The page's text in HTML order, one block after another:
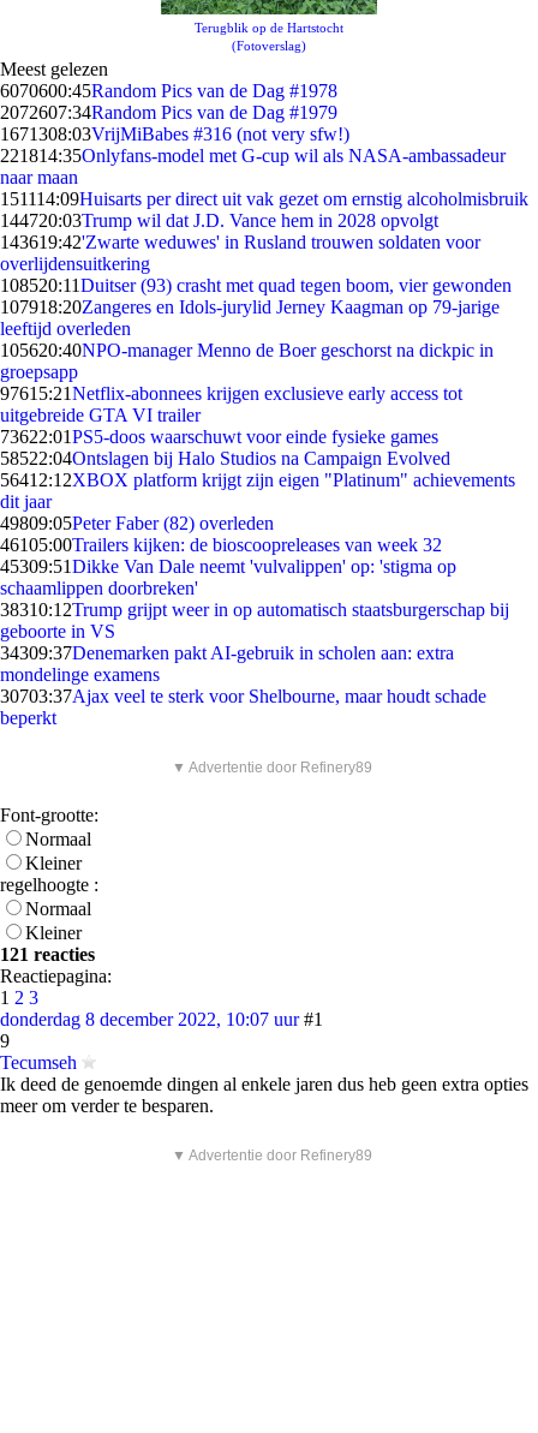
Terugblik op de Hartstocht
(Fotoverslag)
Meest gelezen
6070600:45Random Pics van de Dag #1978
2072607:34Random Pics van de Dag #1979
1671308:03VrijMiBabes #316 (not very sfw!)
221814:35Onlyfans-model met G-cup wil als NASA-ambassadeur
naar maan
151114:09Huisarts per direct uit vak gezet om ernstig alcoholmisbruik
144720:03Trump wil dat J.D. Vance hem in 2028 opvolgt
143619:42'Zwarte weduwes' in Rusland trouwen soldaten voor
overlijdensuitkering
108520:11Duitser (93) crasht met quad tegen boom, vier gewonden
107918:20Zangeres en Idols-jurylid Jerney Kaagman op 79-jarige
leeftijd overleden
105620:40NPO-manager Menno de Boer geschorst na dickpic in
groepsapp
97615:21Netflix-abonnees krijgen exclusieve early access tot
uitgebreide GTA VI trailer
73622:01PS5-doos waarschuwt voor einde fysieke games
58522:04Ontslagen bij Halo Studios na Campaign Evolved
56412:12XBOX platform krijgt zijn eigen "Platinum" achievements
dit jaar
49809:05Peter Faber (82) overleden
46105:00Trailers kijken: de bioscoopreleases van week 32
45309:51Dikke Van Dale neemt 'vulvalippen' op: 'stigma op
schaamlippen doorbreken'
38310:12Trump grijpt weer in op automatisch staatsburgerschap bij
geboorte in VS
34309:37Denemarken pakt AI-gebruik in scholen aan: extra
mondelinge examens
30703:37Ajax veel te sterk voor Shelbourne, maar houdt schade
beperkt
▼ Advertentie door Refinery89
Font-grootte:
Normaal
Kleiner
regelhoogte :
Normaal
Kleiner
121 reacties
Reactiepagina:
1 2 3
donderdag 8 december 2022, 10:07 uur #1
9
Tecumseh
Ik deed de genoemde dingen al enkele jaren dus heb geen extra opties
meer om verder te besparen.
▼ Advertentie door Refinery89